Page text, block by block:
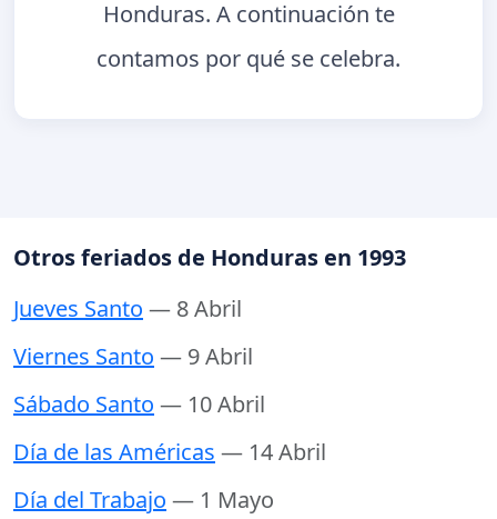
Honduras. A continuación te
contamos por qué se celebra.
Otros feriados de Honduras en 1993
Jueves Santo — 8 Abril
Viernes Santo — 9 Abril
Sábado Santo — 10 Abril
Día de las Américas — 14 Abril
Día del Trabajo — 1 Mayo